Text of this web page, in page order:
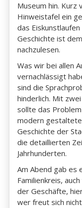
Museum hin.
Hinweistafel ein
das
Geschichte ist
nachzulesen.
Was wir bei allen
vernachlässigt
sind die
hinderlich. Mit
sollte das
modern
Geschichte der
die detaillierten
Jahrhunderten.
Am Abend gab es
Familienkreis,
der Geschäfte,
wer freut sich